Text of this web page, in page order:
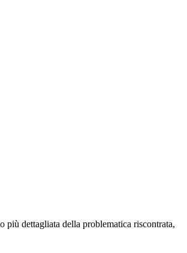
più dettagliata della problematica riscontrata,